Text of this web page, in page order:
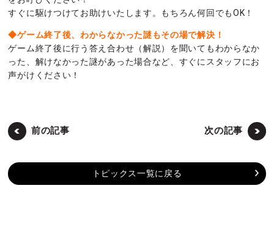
すぐに駆けつけてお助けいたします。もちろん何回でもOK！
◆ゲーム終了後、わからなかった謎もその場で解決！
ゲーム終了後に行う答え合わせ（解説）を聞いてもわからなか
った、解けなかった謎があった場合など、すぐにスタッフにお
声がけください！
前の記事 次の記事
トピックス一覧に戻る